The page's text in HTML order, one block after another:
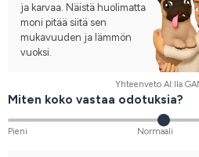
ja karvaa. Näistä huolimatta
moni pitää siitä sen
mukavuuden ja lämmön
vuoksi.
Yhteenveto AI:lla
Miten koko vastaa odotuksia?
Pieni Normaali